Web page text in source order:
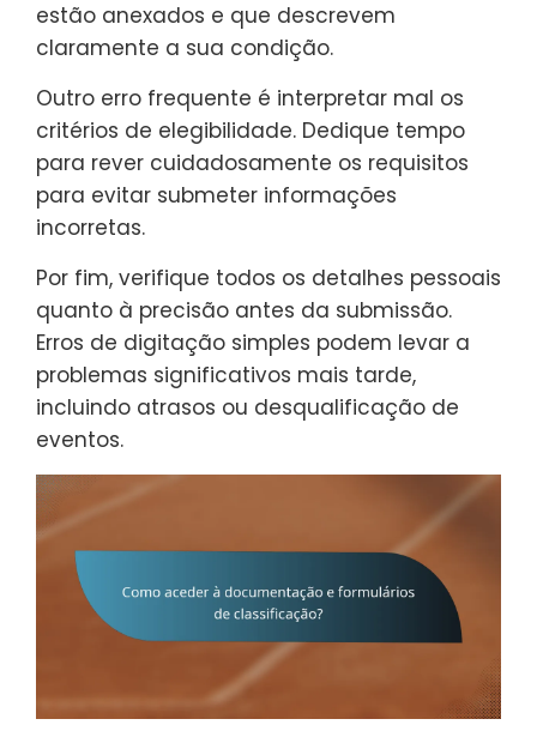
estão anexados e que descrevem
claramente a sua condição.
Outro erro frequente é interpretar mal os
critérios de elegibilidade. Dedique tempo
para rever cuidadosamente os requisitos
para evitar submeter informações
incorretas.
Por fim, verifique todos os detalhes pessoais
quanto à precisão antes da submissão.
Erros de digitação simples podem levar a
problemas significativos mais tarde,
incluindo atrasos ou desqualificação de
eventos.